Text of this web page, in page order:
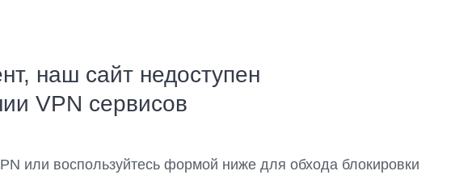
наш сайт недоступен
VPN сервисов
или воспользуйтесь формой ниже для обхода блокировки